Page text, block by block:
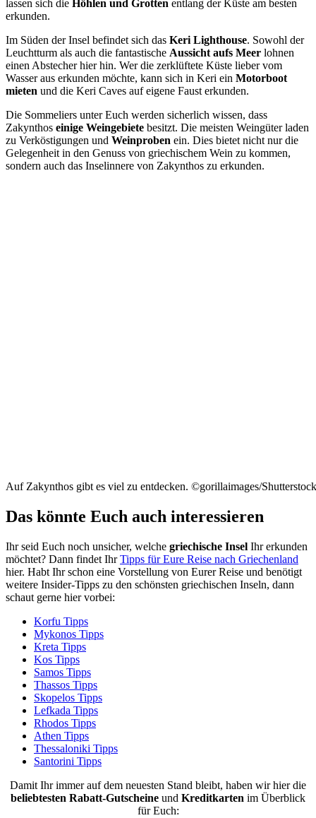
lassen sich die Höhlen und Grotten entlang der Küste am besten
erkunden.
Im Süden der Insel befindet sich das Keri Lighthouse. Sowohl der
Leuchtturm als auch die fantastische Aussicht aufs Meer lohnen
einen Abstecher hier hin. Wer die zerklüftete Küste lieber vom
Wasser aus erkunden möchte, kann sich in Keri ein Motorboot
mieten und die Keri Caves auf eigene Faust erkunden.
Die Sommeliers unter Euch werden sicherlich wissen, dass
Zakynthos einige Weingebiete besitzt. Die meisten Weingüter laden
zu Verköstigungen und Weinproben ein. Dies bietet nicht nur die
Gelegenheit in den Genuss von griechischem Wein zu kommen,
sondern auch das Inselinnere von Zakynthos zu erkunden.
Auf Zakynthos gibt es viel zu entdecken. ©gorillaimages/
Das könnte Euch auch interessieren
Ihr seid Euch noch unsicher, welche griechische Insel Ihr erkunden
möchtet? Dann findet IhrTipps für Eure Reise nach Griechenland
hier. Habt Ihr schon eine Vorstellung von Eurer Reise und benötigt
weitere Insider-Tipps zu den schönsten griechischen Inseln, dann
schaut gerne hier vorbei:
Korfu Tipps
Mykonos Tipps
Kreta Tipps
Kos Tipps
Samos Tipps
Thassos Tipps
Skopelos Tipps
Lefkada Tipps
Rhodos Tipps
Athen Tipps
Thessaloniki Tipps
Santorini Tipps
Damit Ihr immer auf dem neuesten Stand bleibt, haben wir hier die
beliebtesten Rabatt-Gutscheine und Kreditkarten im Überblick
für Euch: